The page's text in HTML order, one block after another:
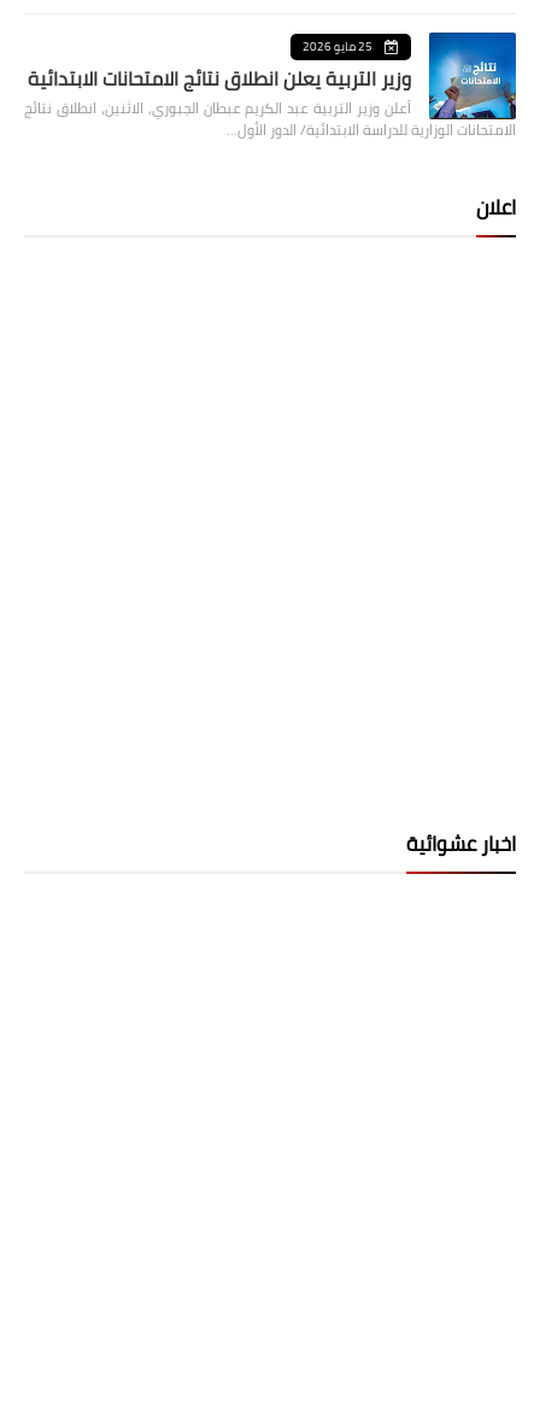
25 مايو 2026
وزير التربية يعلن انطلاق نتائج الامتحانات الابتدائية
أعلن وزير التربية عبد الكريم عبطان الجبوري، الاثنين، انطلاق نتائج
الامتحانات الوزارية للدراسة الابتدائية/ الدور الأول…
اعلان
اخبار عشوائية